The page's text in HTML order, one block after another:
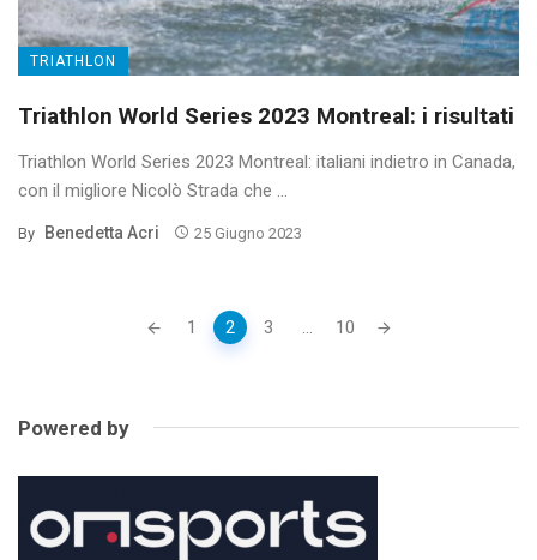
TRIATHLON
Triathlon World Series 2023 Montreal: i risultati
Triathlon World Series 2023 Montreal: italiani indietro in Canada,
con il migliore Nicolò Strada che ...
By Benedetta Acri 25 Giugno 2023
1 2 3 ... 10
Powered by